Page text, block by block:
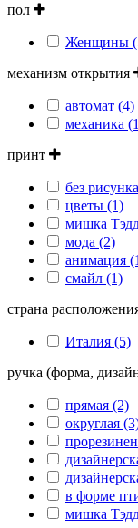
пол
Женщины
механизм открытия
автомат (4)
механика
принт
без
цветы (1)
мишка
мода (2)
анимация
смайл (1)
страна
Италия (5)
ручка (форма,
прямая (2)
округлая
в форме
мишка